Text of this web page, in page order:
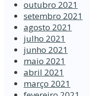
outubro 2021
setembro 2021
agosto 2021
julho 2021
junho 2021
maio 2021
abril 2021
março 2021